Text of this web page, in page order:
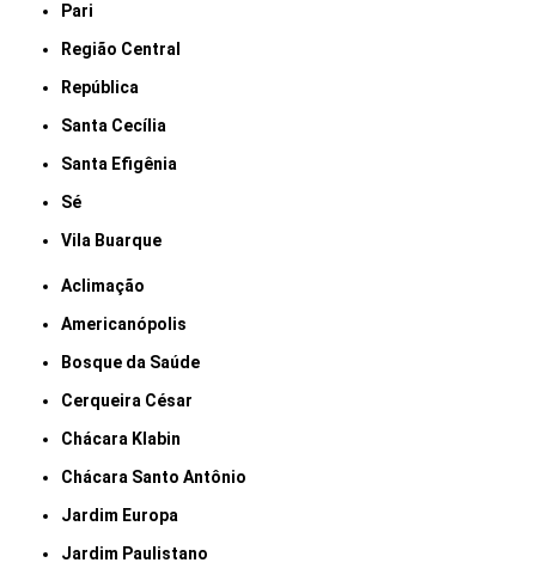
Pari
Região Central
República
Santa Cecília
Santa Efigênia
Sé
Vila Buarque
Aclimação
Americanópolis
Bosque da Saúde
Cerqueira César
Chácara Klabin
Chácara Santo Antônio
Jardim Europa
Jardim Paulistano